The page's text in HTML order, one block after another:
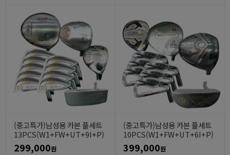
(중고특가)남성용 카본 풀세트
13PCS(W1+FW+UT+9I+P)
299,000원
(중고특가)남성용 카본 풀세트
10PCS(W1+FW+UT+6I+P)
399,000원